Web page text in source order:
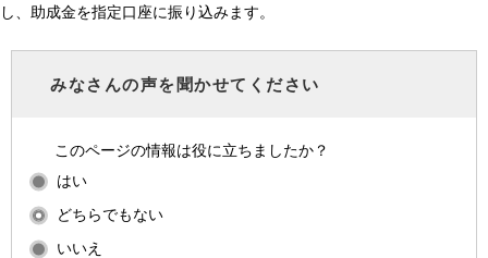
し、助成金を指定口座に振り込みます。
みなさんの声を聞かせてください
このページの情報は役に立ちましたか？
はい
どちらでもない
いいえ